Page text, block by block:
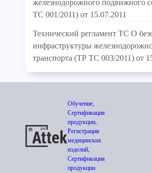
железнодорожного подвижного
ТС 001/2011) от 15.07.2011
Технический регламент ТС О
инфраструктуры
транспорта (ТР ТС 003/2011) от
Обучение,
Сертификация
продукции,
Регистрация
медицинских
изделий,
Сертификация
продукции